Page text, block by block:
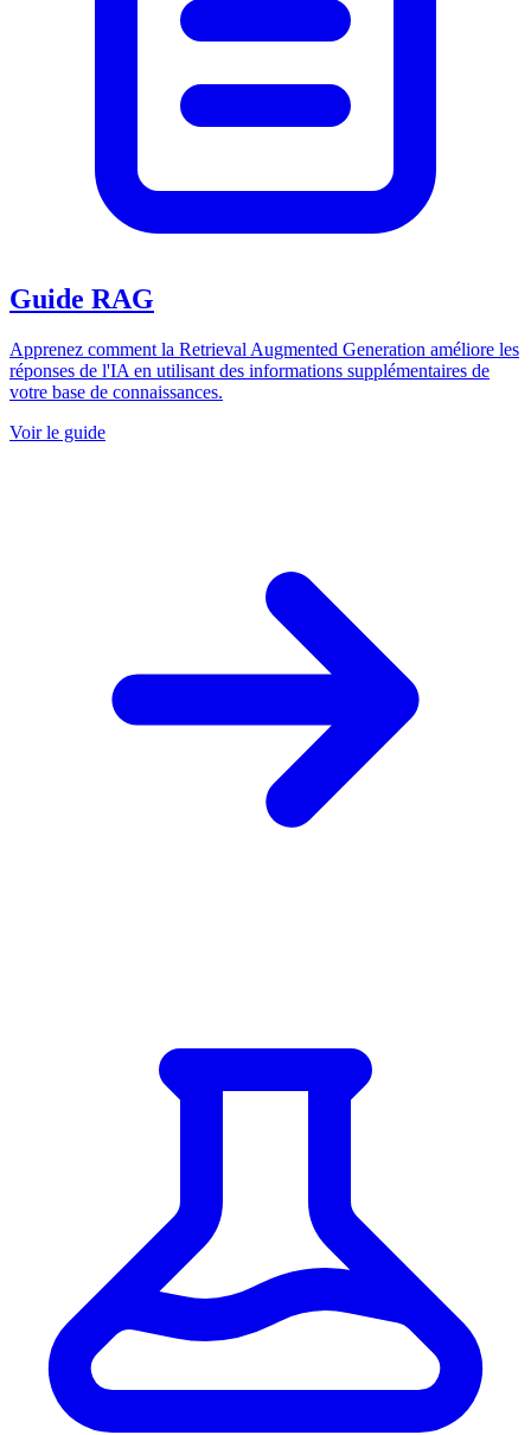
Guide RAG
Apprenez comment la Retrieval Augmented Generation améliore les
réponses de l'IA en utilisant des informations supplémentaires de
votre base de connaissances.
Voir le guide